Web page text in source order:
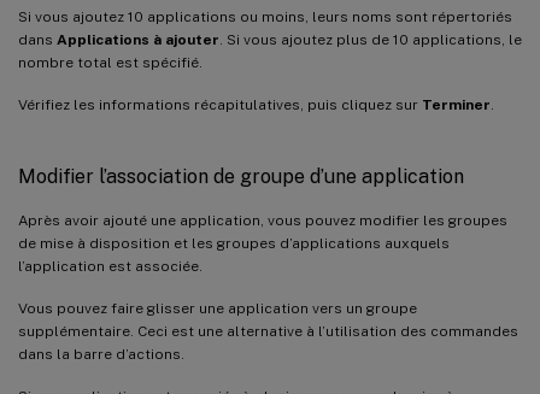
Si vous ajoutez 10 applications ou moins, leurs noms sont répertoriés
dans Applications à ajouter . Si vous ajoutez plus de 10 applications, le
nombre total est spécifié.
Vérifiez les informations récapitulatives, puis cliquez sur Terminer
Modifier l’association de groupe d’une application
Après avoir ajouté une application, vous pouvez modifier les groupes
de mise à disposition et les groupes d’applications auxquels
l’application est associée.
Vous pouvez faire glisser une application vers un groupe
supplémentaire. Ceci est une alternative à l’utilisation des commandes
dans la barre d’actions.